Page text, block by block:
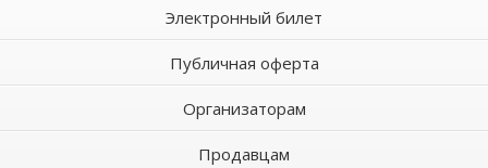
Электронный билет
Публичная оферта
Организаторам
Продавцам